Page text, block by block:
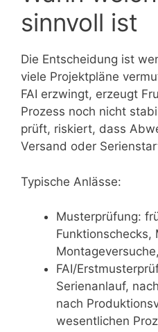
sinnvoll ist
Die Entscheidung ist
viele Projektpläne
FAI erzwingt, erzeugt
Prozess noch nicht
prüft, riskiert, dass
Versand oder
Typische Anlässe:
Musterprüfung:
Funktionschecks,
FAI/
Serienanlauf,
nach
wesentlichen